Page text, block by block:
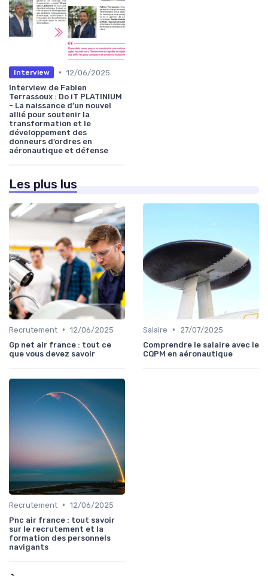
Interview • 12/06/2025
Interview de Fabien
Terrassoux : Do iT PLATINIUM
- La naissance d’un nouvel
allié pour soutenir la
transformation et le
développement des
donneurs d’ordres en
aéronautique et défense
Les plus lus
Recrutement • 12/06/2025
Gp net air france : tout ce
que vous devez savoir
Salaire •
27/07/2025
Comprendre le salaire avec le
CQPM en aéronautique
Recrutement • 12/06/2025
Pnc air france : tout savoir
sur le recrutement et la
formation des personnels
navigants